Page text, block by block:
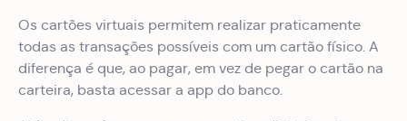
Os cartões virtuais permitem realizar praticamente
todas as transações possíveis com um cartão físico. A
diferença é que, ao pagar, em vez de pegar o cartão na
carteira, basta acessar a app do banco.